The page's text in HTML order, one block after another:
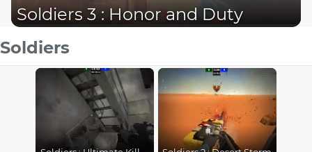
Soldiers 3 : Honor and Duty
Soldiers